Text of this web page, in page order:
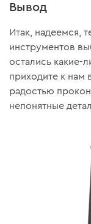
Вывод
Итак, надеемся,
инструментов
остались какие-
приходите к нам
радостью
непонятные